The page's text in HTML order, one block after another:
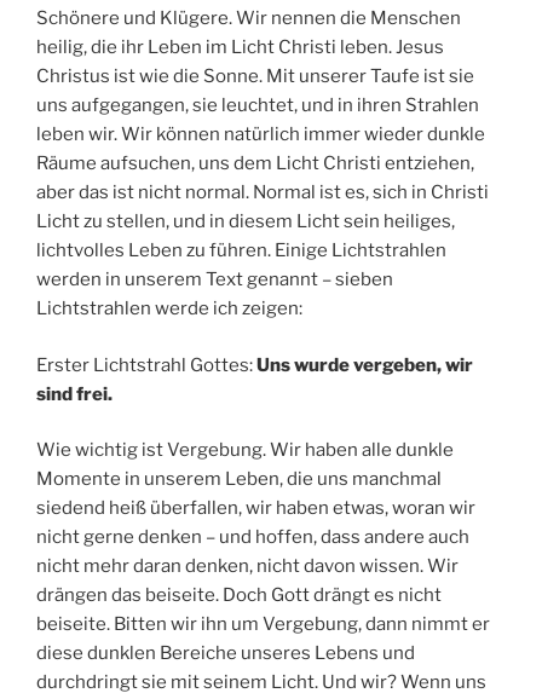
Schönere und Klügere. Wir nennen die Menschen
heilig, die ihr Leben im Licht Christi leben. Jesus
Christus ist wie die Sonne. Mit unserer Taufe ist sie
uns aufgegangen, sie leuchtet, und in ihren Strahlen
leben wir. Wir können natürlich immer wieder dunkle
Räume aufsuchen, uns dem Licht Christi entziehen,
aber das ist nicht normal. Normal ist es, sich in Christi
Licht zu stellen, und in diesem Licht sein heiliges,
lichtvolles Leben zu führen. Einige Lichtstrahlen
werden in unserem Text genannt – sieben
Lichtstrahlen werde ich zeigen:
Erster Lichtstrahl Gottes:Uns wurde vergeben, wir
sind frei.
Wie wichtig ist Vergebung. Wir haben alle dunkle
Momente in unserem Leben, die uns manchmal
siedend heiß überfallen, wir haben etwas, woran wir
nicht gerne denken – und hoffen, dass andere auch
nicht mehr daran denken, nicht davon wissen. Wir
drängen das beiseite. Doch Gott drängt es nicht
beiseite. Bitten wir ihn um Vergebung, dann nimmt er
diese dunklen Bereiche unseres Lebens und
durchdringt sie mit seinem Licht. Und wir? Wenn uns